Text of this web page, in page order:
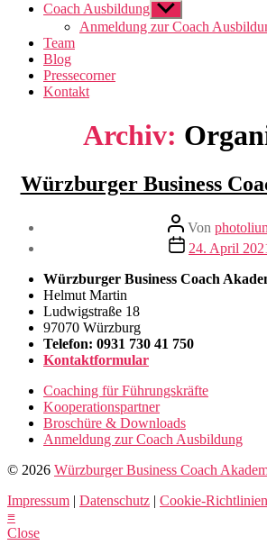
Coach Ausbildung Untermenü
anzeigen
Anmeldung zur Coach
Team
Blog
Pressecorner
Kontakt
Archiv:
Würzburger Business
Beitragsautor
Von
24. April
Würzburger Business Coach
Helmut Martin
Ludwigstraße 18
97070 Würzburg
Telefon: 0931 730 41 750
Kontaktformular
Coaching für Führungskräfte
Kooperationspartner
Broschüre & Downloads
Anmeldung zur Coach Ausbildung
© 2026 Würzburger Business Coach
Impressum | Datenschutz | Cookie-
≡
Close